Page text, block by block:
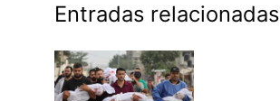
Entradas relacionadas